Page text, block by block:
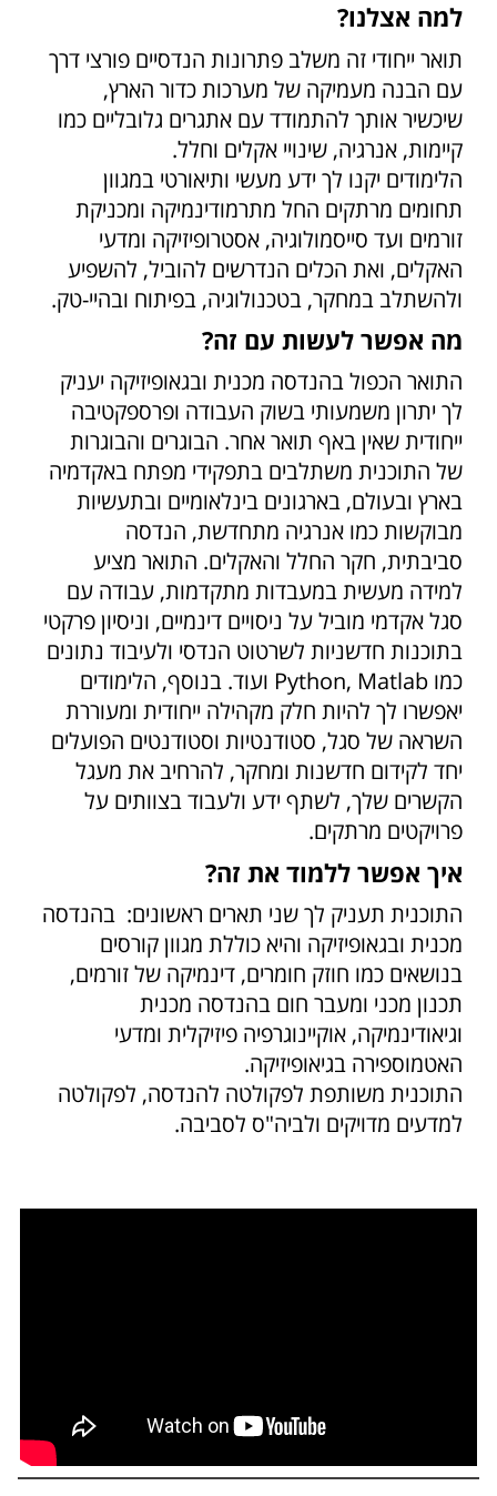
למה אצלנו?
תואר ייחודי זה משלב פתרונות הנדסיים פורצי דרך
עם הבנה מעמיקה של מערכות כדור הארץ,
שיכשיר אותך להתמודד עם אתגרים גלובליים כמו
קיימות, אנרגיה, שינויי אקלים וחלל.
הלימודים יקנו לך ידע מעשי ותיאורטי במגוון
תחומים מרתקים החל מתרמודינמיקה ומכניקת
זורמים ועד סייסמולוגיה, אסטרופיזיקה ומדעי
האקלים, ואת הכלים הנדרשים להוביל, להשפיע
ולהשתלב במחקר, בטכנולוגיה, בפיתוח ובהיי-טק.
מה אפשר לעשות עם זה?
התואר הכפול בהנדסה מכנית ובגאופיזיקה יעניק
לך יתרון משמעותי בשוק העבודה ופרספקטיבה
ייחודית שאין באף תואר אחר. הבוגרים והבוגרות
של התוכנית משתלבים בתפקידי מפתח באקדמיה
בארץ ובעולם, בארגונים בינלאומיים ובתעשיות
מבוקשות כמו אנרגיה מתחדשת, הנדסה
סביבתית, חקר החלל והאקלים. התואר מציע
למידה מעשית במעבדות מתקדמות, עבודה עם
סגל אקדמי מוביל על ניסויים דינמיים, וניסיון פרקטי
בתוכנות חדשניות לשרטוט הנדסי ולעיבוד נתונים
כמו Python, Matlab ועוד. בנוסף, הלימודים
יאפשרו לך להיות חלק מקהילה ייחודית ומעוררת
השראה של סגל, סטודנטיות וסטודנטים הפועלים
יחד לקידום חדשנות ומחקר, להרחיב את מעגל
הקשרים שלך, לשתף ידע ולעבוד בצוותים על
פרויקטים מרתקים.
איך אפשר ללמוד את זה?
התוכנית תעניק לך שני תארים ראשונים: בהנדסה
מכנית ובגאופיזיקה והיא כוללת מגוון קורסים
בנושאים כמו חוזק חומרים, דינמיקה של זורמים,
תכנון מכני ומעבר חום בהנדסה מכנית
וגיאודינמיקה, אוקיינוגרפיה פיזיקלית ומדעי
האטמוספירה בגיאופיזיקה.
התוכנית משותפת לפקולטה להנדסה, לפקולטה
למדעים מדויקים ולביה"ס לסביבה.